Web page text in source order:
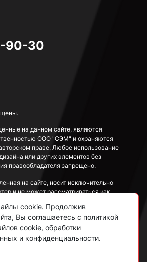
90-30
на данном сайте, являются
ООО "СЭМ" и охраняются
праве. Любое использование
или других элементов без
правообладателя запрещено.
на сайте, носит исключительно
и не может рассматриваться как
cookie. Продолжив
Вы соглашаетесь с политикой
cookie, обработки
и конфиденциальности.